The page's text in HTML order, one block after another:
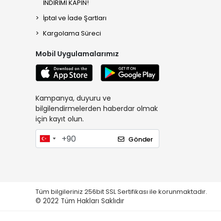
İNDİRİMİ KAPIN!
İptal ve İade Şartları
Kargolama Süreci
Mobil Uygulamalarımız
Kampanya, duyuru ve
bilgilendirmelerden haberdar olmak
için kayıt olun.
Gönder
Tüm bilgileriniz 256bit SSL Sertifikası ile korunmaktadır.
© 2022 Tüm Hakları Saklıdır